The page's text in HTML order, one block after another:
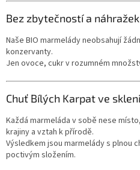
Bez zbytečností a náhražek
Naše BIO marmelády neobsahují
konzervanty.
Jen ovoce, cukr v rozumném
Chuť Bílých Karpat ve
Každá marmeláda v sobě nese
krajiny a vztah k přírodě.
Výsledkem jsou marmelády s plnou
poctivým složením.